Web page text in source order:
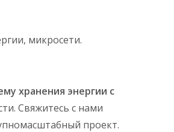
микросети.
хранения энергии с
Свяжитесь с нами
проект.